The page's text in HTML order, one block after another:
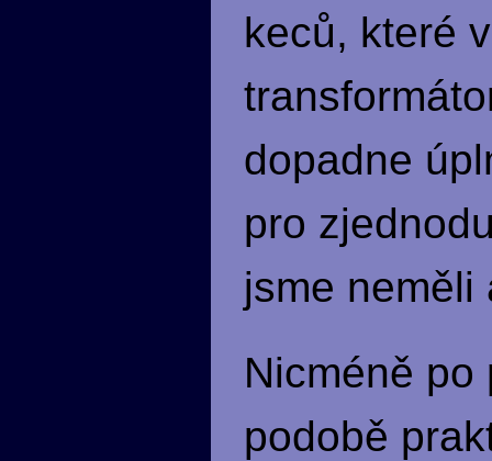
keců, které
dopadne
pro
jsme neměli
Nicméně
podobě